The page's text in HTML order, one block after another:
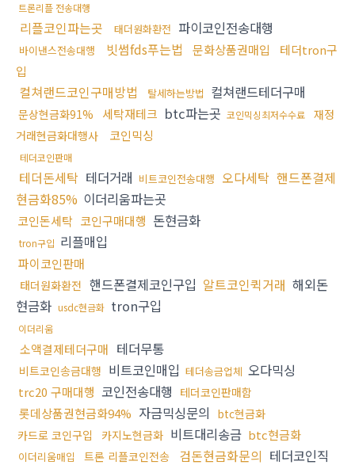
트론리플 전송대행
리플코인파는곳 태더원화환전 파이코인전송대행
바이낸스전송대행 빗썸fds푸는법 문화상품권매입
테더tron구
입
컬쳐랜드코인구매방법 탈세하는방법 컬쳐랜드테더구매
문상현금화91% 세탁재테크 btc파는곳 코인믹싱최저수수료
재정
거래현금화대행사
코인믹싱
테더코인판매
테더돈세탁 테더거래 비트코인전송대행 오다세탁 핸드폰결제
현금화85% 이더리움파는곳
코인돈세탁 코인구매대행 돈현금화
tron구입 리플매입
파이코인판매
태더원화환전 핸드폰결제코인구입 알트코인퀵거래 해외돈
현금화 usdc현금화 tron구입
이더리움
소액결제테더구매 테더무통
비트코인송금대행 비트코인매입 테더송금업체 오다믹싱
trc20 구매대행 코인전송대행 테더코인판매함
롯데상품권현금화94% 자금믹싱문의 btc현금화
카드로 코인구입
카지노현금화 비트대리송금 btc현금화
이더리움매입 트론 리플코인전송 검돈현금화문의 테더코인직